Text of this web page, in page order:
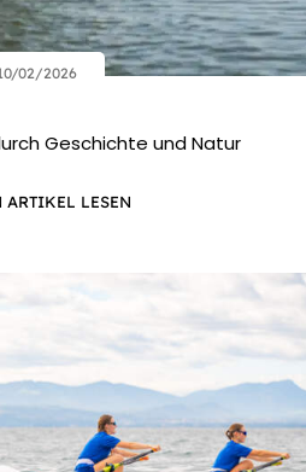
02/2026
Geschichte und Natur
ARTIKEL LESEN